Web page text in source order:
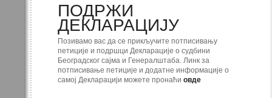
ПОДРЖИ
ДЕКЛАРАЦИЈУ
Позивамо вас да се прикључите потписивању
петиције и подршци Декларације о судбини
Београдског сајма и Генералштаба. Линк за
потписивање петиције и додатне информације о
самој Декларацији можете пронаћи овде